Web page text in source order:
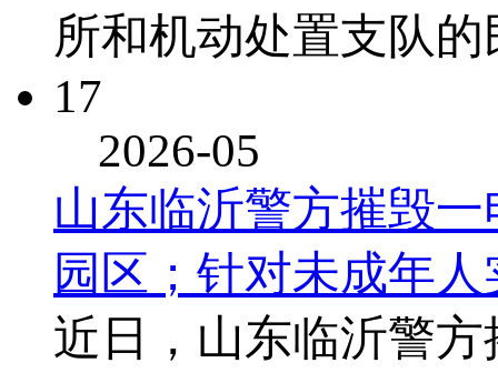
所和机动处置支队
17
2026-05
山东临沂警方摧毁
园区；针对未成年
近日，山东临沂警